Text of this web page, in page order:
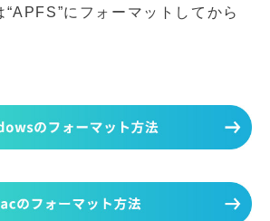
“APFS”にフォーマットしてから